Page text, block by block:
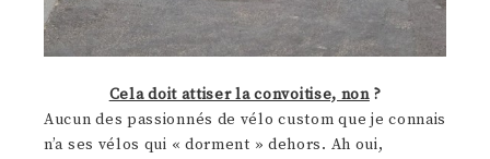
Cela doit attiser la convoitise, non?
Aucun des passionnés de vélo custom que je connais
n’a ses vélos qui « dorment » dehors. Ah oui,